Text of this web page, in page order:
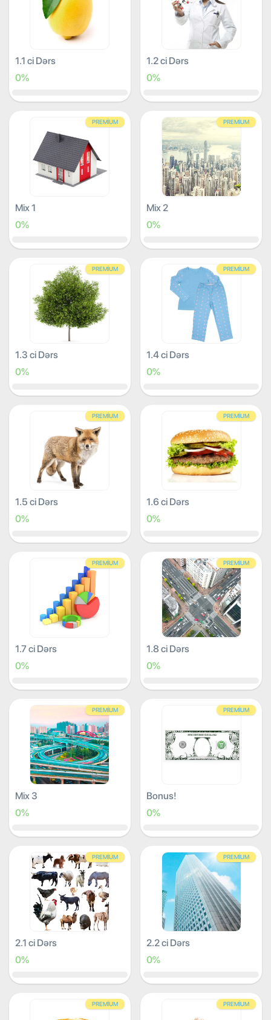
1.1 ci Dərs
0%
1.2 ci Dərs
0%
PREMIUM
Mix 1
0%
PREMIUM
Mix 2
0%
PREMIUM
1.3 ci Dərs
0%
PREMIUM
1.4 ci Dərs
0%
PREMIUM
1.5 ci Dərs
0%
PREMIUM
1.6 ci Dərs
0%
PREMIUM
1.7 ci Dərs
0%
PREMIUM
1.8 ci Dərs
0%
PREMIUM
Mix 3
0%
PREMIUM
Bonus!
0%
PREMIUM
2.1 ci Dərs
0%
PREMIUM
2.2 ci Dərs
0%
PREMIUM PREMIUM